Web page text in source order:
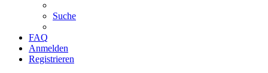
Suche
FAQ
Anmelden
Registrieren